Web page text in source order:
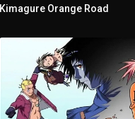
Kimagure Orange Road